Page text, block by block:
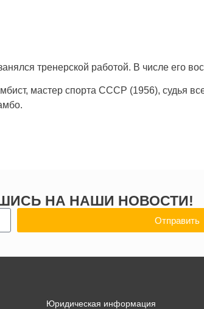
тренерской работой. В числе его
мастер спорта СССР (1956), судья
НА НАШИ НОВОСТИ!
Отправить
Юридическая информация